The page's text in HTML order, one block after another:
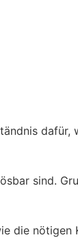
dafür,
sind.
die nötigen